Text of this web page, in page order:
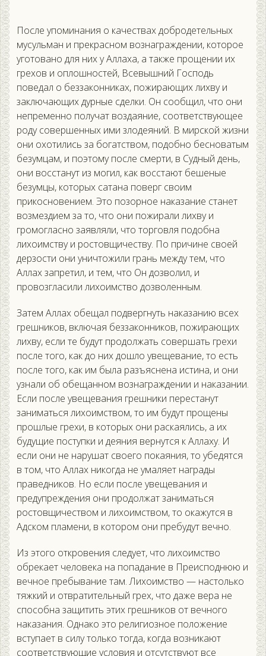
После упоминания о качествах добродетельных
мусульман и прекрасном вознаграждении, которое
уготовано для них у Аллаха, а также прощении их
грехов и оплошностей, Всевышний Господь
поведал о беззаконниках, пожирающих лихву и
заключающих дурные сделки. Он сообщил, что они
непременно получат воздаяние, соответствующее
роду совершенных ими злодеяний. В мирской жизни
они охотились за богатством, подобно бесноватым
безумцам, и поэтому после смерти, в Судный день,
они восстанут из могил, как восстают бешеные
безумцы, которых сатана поверг своим
прикосновением. Это позорное наказание станет
возмездием за то, что они пожирали лихву и
громогласно заявляли, что торговля подобна
лихоимству и ростовщичеству. По причине своей
дерзости они уничтожили грань между тем, что
Аллах запретил, и тем, что Он дозволил, и
провозгласили лихоимство дозволенным.
Затем Аллах обещал подвергнуть наказанию всех
грешников, включая беззаконников, пожирающих
лихву, если те будут продолжать совершать грехи
после того, как до них дошло увещевание, то есть
после того, как им была разъяснена истина, и они
узнали об обещанном вознаграждении и наказании.
Если после увещевания грешники перестанут
заниматься лихоимством, то им будут прощены
прошлые грехи, в которых они раскаялись, а их
будущие поступки и деяния вернутся к Аллаху. И
если они не нарушат своего покаяния, то убедятся
в том, что Аллах никогда не умаляет награды
праведников. Но если после увещевания и
предупреждения они продолжат заниматься
ростовщичеством и лихоимством, то окажутся в
Адском пламени, в котором они пребудут вечно.
Из этого откровения следует, что лихоимство
обрекает человека на попадание в Преисподнюю и
вечное пребывание там. Лихоимство — настолько
тяжкий и отвратительный грех, что даже вера не
способна защитить этих грешников от вечного
наказания. Однако это религиозное положение
вступает в силу только тогда, когда возникают
соответствующие условия и отсутствуют все